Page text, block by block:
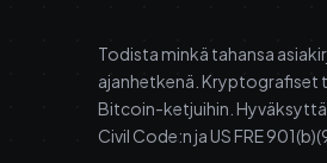
Todista minkä tahansa
ajanhetkenä. Kryptografiset
Bitcoin-ketjuihin.
Civil Code:n ja US FRE